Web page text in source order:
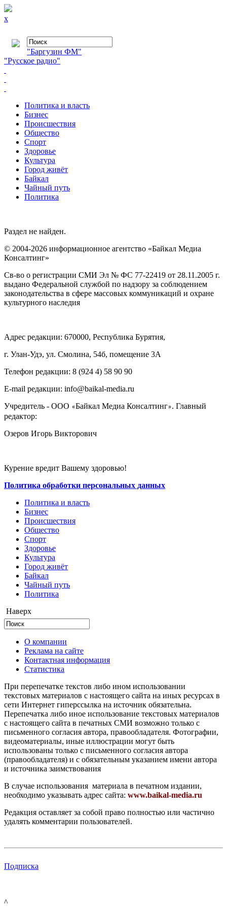
x
"Баргузин ФМ"
"Русское радио"
Политика и власть
Бизнес
Происшествия
Общество
Cпорт
Здоровье
Культура
Город живёт
Байкал
Чайный путь
Политика
Раздел не найден.
© 2004-2026 информационное агентство «Байкал Медиа
Консалтинг»
Св-во о регистрации СМИ Эл № ФС 77-22419 от 28.11.2005 г.
выдано Федеральной службой по надзору за соблюдением
законодательства в сфере массовых коммуникаций и охране
культурного наследия
Адрес редакции: 670000, Республика Бурятия,
г. Улан-Удэ, ул. Смолина, 54б, помещение 3А
Телефон редакции: ‎‎8 (924 4) 58 90 90
E-mail редакции: info@baikal-media.ru
Учредитель - ООО «Байкал Медиа Консалтинг». Главный
редактор:
Озеров Игорь Викторович
Курение вредит Вашему здоровью!
Политика обработки персональных данных
Политика и власть
Бизнес
Происшествия
Общество
Cпорт
Здоровье
Культура
Город живёт
Байкал
Чайный путь
Политика
Наверх
О компании
Реклама на сайте
Контактная информация
Статистика
При перепечатке текстов либо ином использовании
текстовых материалов с настоящего сайта на иных ресурсах в
сети Интернет гиперссылка на источник обязательна.
Перепечатка либо иное использование текстовых материалов
с настоящего сайта в печатных СМИ возможно только с
письменного согласия автора, правообладателя. Фотографии,
видеоматериалы, иные иллюстрации могут быть
использованы только с письменного согласия автора
(правообладателя) и с обязательным указанием имени автора
и источника заимствования
В случае использования материала в печатном издании,
необходимо указывать адрес сайта: www.baikal-media.ru
Редакция оставляет за собой право полностью или частично
удалять комментарии пользователей.
Подписка
^